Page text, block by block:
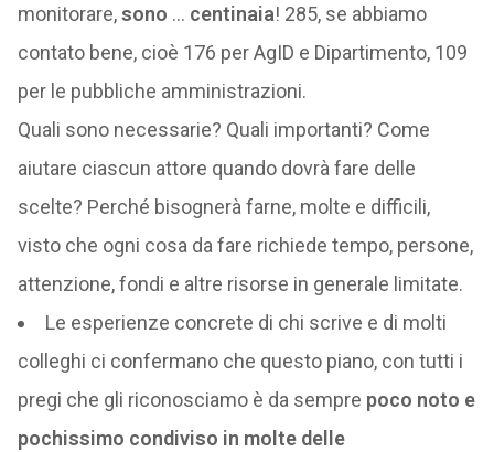
monitorare,sono … centinaia! 285, se abbiamo
contato bene, cioè 176 per AgID e Dipartimento, 109
per le pubbliche amministrazioni.
Quali sono necessarie? Quali importanti? Come
aiutare ciascun attore quando dovrà fare delle
scelte? Perché bisognerà farne, molte e difficili,
visto che ogni cosa da fare richiede tempo, persone,
attenzione, fondi e altre risorse in generale limitate.
Le esperienze concrete di chi scrive e di molti
colleghi ci confermano che questo piano, con tutti i
pregi che gli riconosciamo è da sempre poco noto e
pochissimo condiviso in molte delle